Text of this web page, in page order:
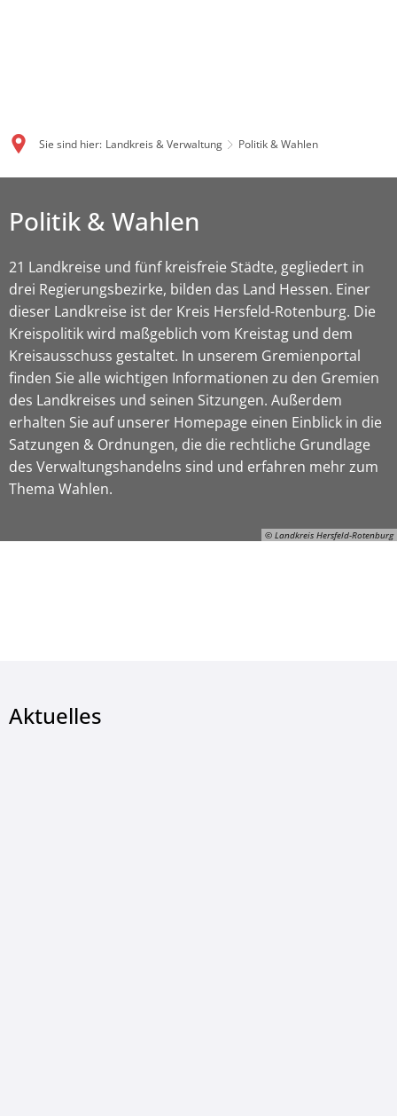
Sie sind hier: Landkreis & Verwaltung Politik & Wahlen
© Landkreis Hersfeld-Rotenburg
Politik & Wahlen
21 Landkreise und fünf kreisfreie Städte, gegliedert in
drei Regierungsbezirke, bilden das Land Hessen. Einer
dieser Landkreise ist der Kreis Hersfeld-Rotenburg. Die
Kreispolitik wird maßgeblich vom Kreistag und dem
Kreisausschuss gestaltet. In unserem Gremienportal
finden Sie alle wichtigen Informationen zu den Gremien
des Landkreises und seinen Sitzungen. Außerdem
erhalten Sie auf unserer Homepage einen Einblick in die
Satzungen & Ordnungen, die die rechtliche Grundlage
des Verwaltungshandelns sind und erfahren mehr zum
Thema Wahlen.
Aktuelles